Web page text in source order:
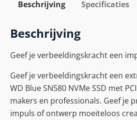
Beschrijving Specificaties
Beschrijving
Geef je verbeeldingskracht een
Geef je verbeeldingskracht een
WD Blue SN580 NVMe SSD met
makers en professionals. Geef je
impuls of ontwerp moeiteloos